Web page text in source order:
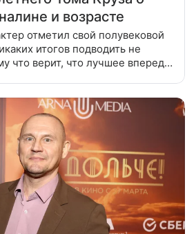
и возрасте
отметил свой полувековой
итогов подводить не
что верит, что лучшее впереди.